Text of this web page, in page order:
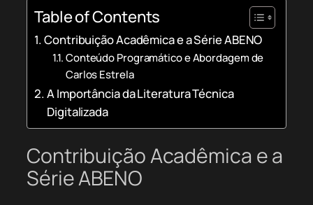
Table of Contents
Contribuição Acadêmica e a Série ABENO
Conteúdo Programático e Abordagem de
Carlos Estrela
A Importância da Literatura Técnica
Digitalizada
Contribuição Acadêmica e a
Série ABENO